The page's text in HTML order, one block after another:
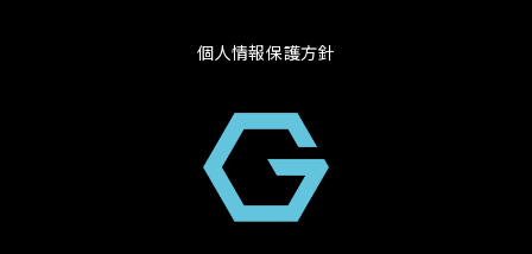
個人情報保護方針